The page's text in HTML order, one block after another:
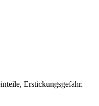
Erstickungsgefahr.